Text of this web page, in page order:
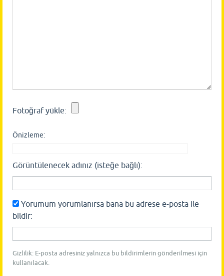
Fotoğraf yükle:
Önizleme:
Görüntülenecek adınız (isteğe bağlı):
Yorumum yorumlanırsa bana bu adrese e-posta ile
bildir:
Gizlilik: E-posta adresiniz yalnızca bu bildirimlerin gönderilmesi için
kullanılacak.